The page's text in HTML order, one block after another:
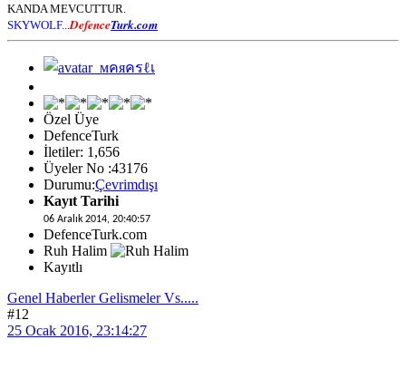
KANDA MEVCUTTUR.
SKYWOLF... DefenceTurk.com
Özel Üye
DefenceTurk
İletiler: 1,656
Üyeler No :43176
Durumu:Çevrimdışı
Kayıt Tarihi
06 Aralık 2014, 20:40:57
DefenceTurk.com
Ruh Halim
Kayıtlı
Genel Haberler Gelismeler Vs.....
#12
25 Ocak 2016, 23:14:27